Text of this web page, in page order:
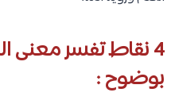
4 نقاط تفسر معنى
بوضوح :